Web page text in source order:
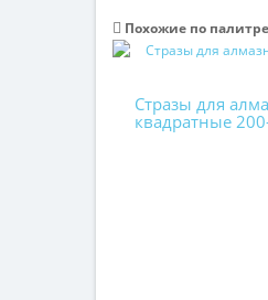
Похожие по
Стразы для
квадратные